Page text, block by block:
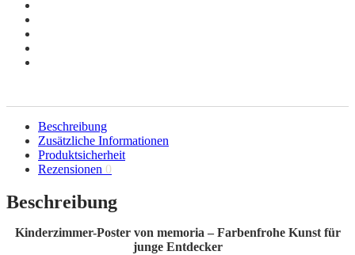
Beschreibung
Zusätzliche Informationen
Produktsicherheit
Rezensionen 0
Beschreibung
Kinderzimmer-Poster von memoria – Farbenfrohe Kunst für
junge Entdecker